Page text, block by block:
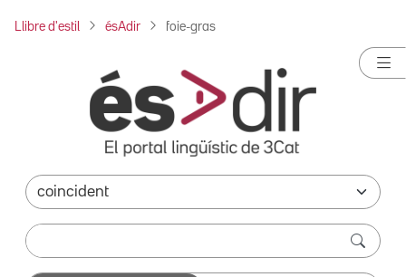
Llibre d'estil ésAdir foie-gras